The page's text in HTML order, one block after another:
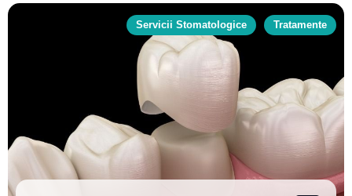
Servicii Stomatologice Tratamente